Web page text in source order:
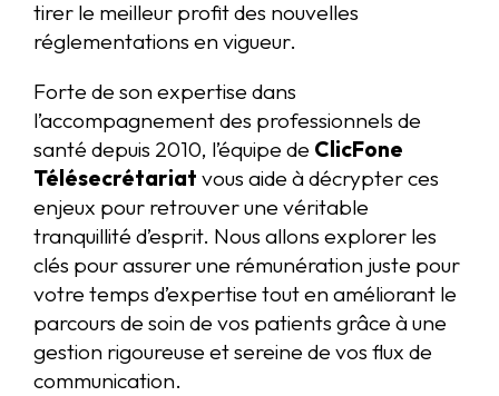
tirer le meilleur profit des nouvelles
réglementations en vigueur.
Forte de son expertise dans
l’accompagnement des professionnels de
santé depuis 2010, l’équipe de ClicFone
Télésecrétariat vous aide à décrypter ces
enjeux pour retrouver une véritable
tranquillité d’esprit. Nous allons explorer les
clés pour assurer une rémunération juste pour
votre temps d’expertise tout en améliorant le
parcours de soin de vos patients grâce à une
gestion rigoureuse et sereine de vos flux de
communication.